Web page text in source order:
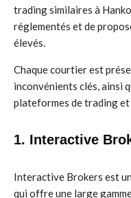
trading similaires à
réglementés et de
élevés.
Chaque courtier est
inconvénients clés, ainsi
plateformes de trading et
1. Interactive
Interactive Brokers est
qui offre une large